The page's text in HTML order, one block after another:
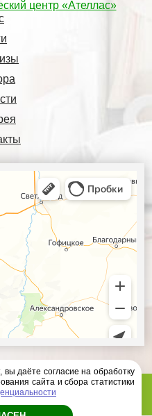
Ателлас - 2026 год
даёте согласие на обработку
сайта и сбора статистики